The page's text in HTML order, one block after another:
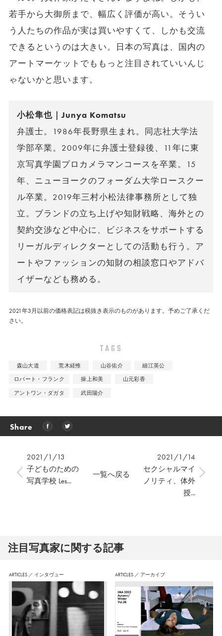
若手から大御所まで、幅広く評価が高い。そうい
う人たちの作品が実は買いやすくて、しかも交流
できるというのは大きい。日本の写真は、国内の
アートマーケットでももっと注目されていいんじ
ゃないかと思います。
小松隼也｜Junya Komatsu
弁護士。1986年長野県生まれ。同志社大学法
学部卒業。2009年に弁護士登録後、11年に東
京写真学園プロカメラマンコースを卒業。15
年、ニューヨークのフォーダム大学ロースクー
ル卒業。2019年三村小松法律事務所として独
立。ブランドの立ち上げや知財戦略、海外との
契約交渉など中心に、ビジネスをサポートする
リーガルディレクターとしての活動も行う。ア
ートやファッションの知財の相談窓口やアドバ
イザーなども務める。
2021年3月以前の価格表記は税抜き表示のものがあります。予めご了承くだ
さい。
TAGS
森山大道 荒木経惟 山谷佑介
細江英公
ロバート・フランク
操上和美
山元彩香
アントワン・ダガタ
武田陽介
Share
2021/1/13
子どものための
写真学校 Les...
2021/1/14
セクシャルマイ
ノリティ、体外
授...
一覧へ戻る
注⽬写真家に関する記事
ARTICLES ／ インタヴュー ARTICLES ／ アーカイブ